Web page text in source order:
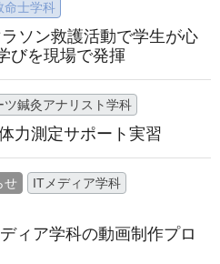
命士学科
ソン救護活動で学生が心
びを現場で発揮
ツ鍼灸アナリスト学科
力測定サポート実習
せ
ITメディア学科
ィア学科の動画制作プロ